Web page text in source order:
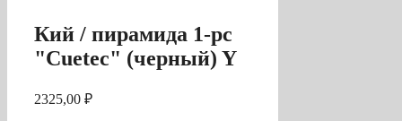
Кий / пирамида 1-pc
"Cuetec" (черный) Y
2325,00 ₽